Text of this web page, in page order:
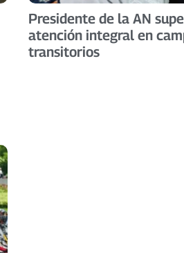
Presidente de la AN
atención integral en
transitorios